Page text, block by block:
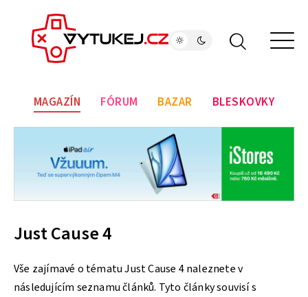
MAGAZÍN FÓRUM BAZAR BLESKOVKY
Just Cause 4
Vše zajímavé o tématu Just Cause 4 naleznete v
následujícím seznamu článků. Tyto články souvisí s